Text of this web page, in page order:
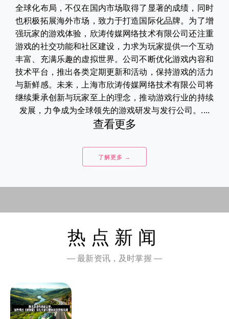
全球化布局，不仅在国内市场取得了显著的成绩，同时
也积极拓展海外市场，致力于打造国际化品牌。为了增
强玩家的游戏体验，欣涛传媒网络技术有限公司还注重
游戏的社交功能和社区建设，力求为玩家提供一个互动
丰富、充满乐趣的虚拟世界。公司不断优化游戏内容和
技术平台，推出各类定期更新和活动，保持游戏的活力
与新鲜感。未来，上海市欣涛传媒网络技术有限公司将
继续秉承创新与玩家至上的理念，推动游戏行业的持续
发展，力争成为全球领先的游戏研发与发行公司。....
查看更多
了解更多 →
热点新闻
— 最新资讯，及时掌握 —